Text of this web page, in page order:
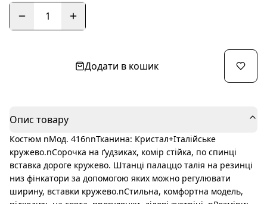
1
Додати в кошик
Опис товару
Костюм nМод. 416nnТканина: Кристал+Італійське
кружево.nСорочка на ґудзиках, комір стійка, по спинці
вставка дороге кружево. Штанці палаццо талія на резинці
низ фінкатори за допомогою яких можно регулювати
ширину, вставки кружево.nСтильна, комфортна модель,